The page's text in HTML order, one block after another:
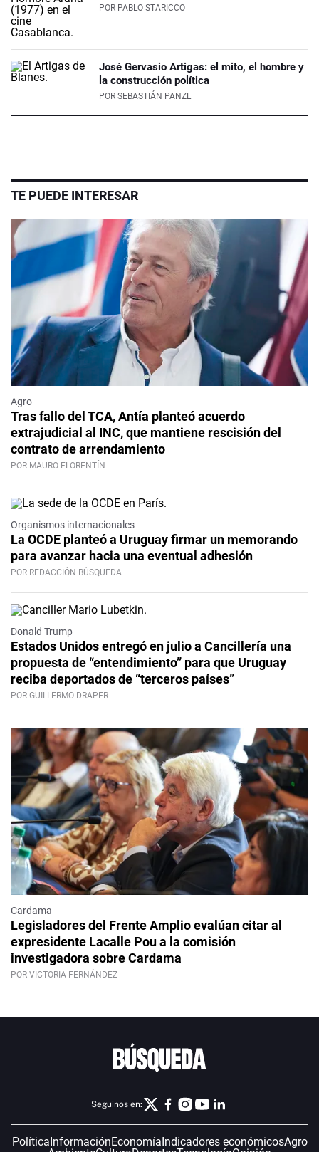
POR PABLO STARICCO
José Gervasio Artigas: el mito, el hombre y
la construcción política
POR SEBASTIÁN PANZL
TE PUEDE INTERESAR
Agro
Tras fallo del TCA, Antía planteó acuerdo
extrajudicial al INC, que mantiene rescisión del
contrato de arrendamiento
POR MAURO FLORENTÍN
Organismos internacionales
La OCDE planteó a Uruguay firmar un memorando
para avanzar hacia una eventual adhesión
POR REDACCIÓN BÚSQUEDA
Donald Trump
Estados Unidos entregó en julio a Cancillería una
propuesta de “entendimiento” para que Uruguay
reciba deportados de “terceros países”
POR GUILLERMO DRAPER
Cardama
Legisladores del Frente Amplio evalúan citar al
expresidente Lacalle Pou a la comisión
investigadora sobre Cardama
POR VICTORIA FERNÁNDEZ
Seguinos en:
PolíticaInformaciónEconomíaIndicadores económicosAgro